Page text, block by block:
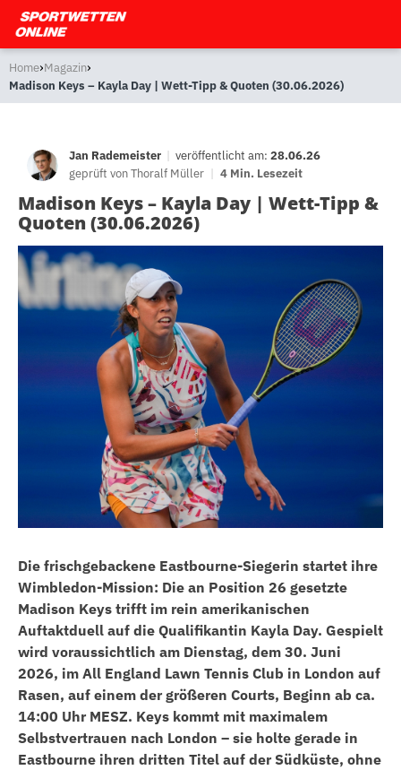
Home›Magazin›
Madison Keys – Kayla Day | Wett-Tipp & Quoten (30.06.2026)
Jan Rademeister | veröffentlicht am: 28.06.26
geprüft vonThoralf Müller | 4 Min. Lesezeit
Madison Keys – Kayla Day | Wett-Tipp &
Quoten (30.06.2026)
Die frischgebackene Eastbourne-Siegerin startet ihre
Wimbledon-Mission: Die an Position 26 gesetzte
Madison Keys trifft im rein amerikanischen
Auftaktduell auf die Qualifikantin Kayla Day. Gespielt
wird voraussichtlich am Dienstag, dem 30. Juni
2026, im All England Lawn Tennis Club in London auf
Rasen, auf einem der größeren Courts, Beginn ab ca.
14:00 Uhr MESZ. Keys kommt mit maximalem
Selbstvertrauen nach London – sie holte gerade in
Eastbourne ihren dritten Titel auf der Südküste, ohne